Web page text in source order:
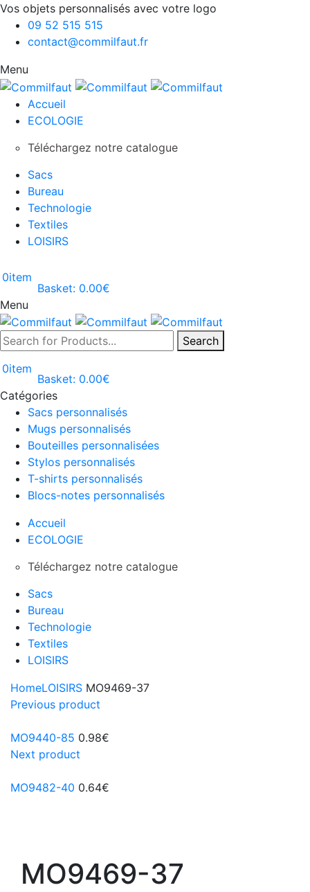
Vos objets personnalisés avec votre logo
09 52 515 515
contact@commilfaut.fr
Menu
Accueil
ECOLOGIE
Téléchargez notre catalogue
Sacs
Bureau
Technologie
Textiles
LOISIRS
0item
Basket: 0.00€
Menu
Search
0item
Basket: 0.00€
Catégories
Sacs personnalisés
Mugs personnalisés
Bouteilles personnalisées
Stylos personnalisés
T-shirts personnalisés
Blocs-notes personnalisés
Accueil
ECOLOGIE
Téléchargez notre catalogue
Sacs
Bureau
Technologie
Textiles
LOISIRS
HomeLOISIRS MO9469-37
Previous product
MO9440-85 0.98€
Next product
MO9482-40 0.64€
MO9469-37